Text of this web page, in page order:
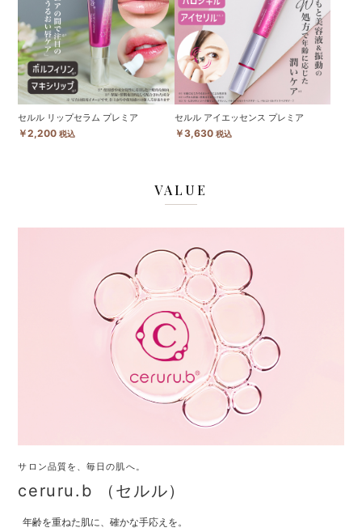
セルル リップセラム プレミア
￥2,200税込
セルル アイエッセンス プレミア
￥3,630 税込
VALUE
サロン品質を、毎日の肌へ。
ceruru.b （セルル）
年齢を重ねた肌に、確かな手応えを。